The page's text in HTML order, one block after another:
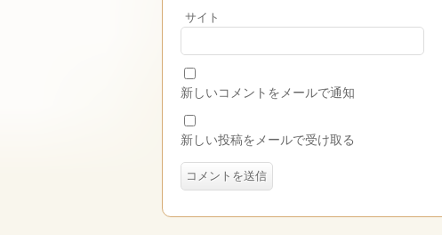
サイト
新しいコメントをメールで通知
新しい投稿をメールで受け取る